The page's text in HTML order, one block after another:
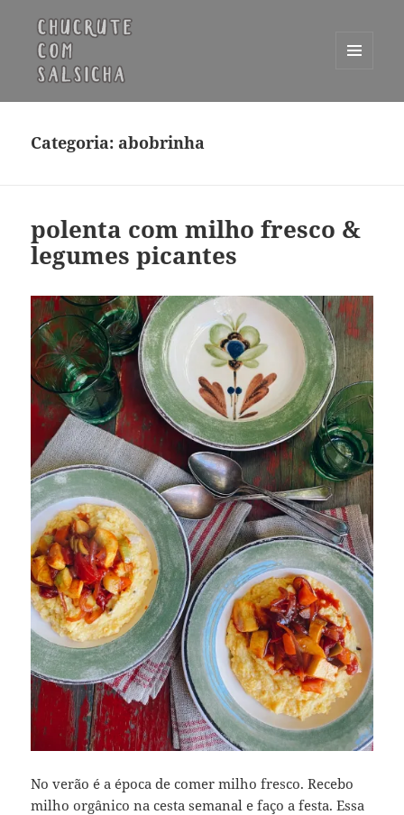
WIDGETS
Categoria: abobrinha
polenta com milho fresco &
legumes picantes
No verão é a época de comer milho fresco. Recebo
milho orgânico na cesta semanal e faço a festa. Essa